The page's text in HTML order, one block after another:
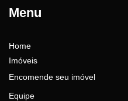
Menu
Home
Imóveis
Encomende seu imóvel
Equipe